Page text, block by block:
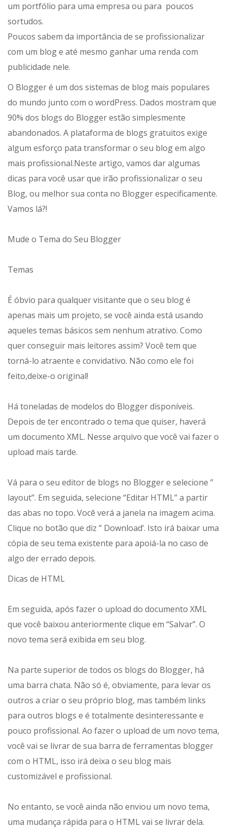
um portfólio para uma empresa ou para poucos
sortudos.
Poucos sabem da importância de se profissionalizar
com um blog e até mesmo ganhar uma renda com
publicidade nele.
O Blogger é um dos sistemas de blog mais populares
do mundo junto com o wordPress. Dados mostram que
90% dos blogs do Blogger estão simplesmente
abandonados. A plataforma de blogs gratuitos exige
algum esforço pata transformar o seu blog em algo
mais profissional.Neste artigo, vamos dar algumas
dicas para você usar que irão profissionalizar o seu
Blog, ou melhor sua conta no Blogger especificamente.
Vamos lá?!
Mude o Tema do Seu Blogger
Temas
É óbvio para qualquer visitante que o seu blog é
apenas mais um projeto, se você ainda está usando
aqueles temas básicos sem nenhum atrativo. Como
quer conseguir mais leitores assim? Você tem que
torná-lo atraente e convidativo. Não como ele foi
feito,deixe-o original!
Há toneladas de modelos do Blogger disponíveis.
Depois de ter encontrado o tema que quiser, haverá
um documento XML. Nesse arquivo que você vai fazer o
upload mais tarde.
Vá para o seu editor de blogs no Blogger e selecione ”
layout”. Em seguida, selecione “Editar HTML” a partir
das abas no topo. Você verá a janela na imagem acima.
Clique no botão que diz ” Download’. Isto irá baixar uma
cópia de seu tema existente para apoiá-la no caso de
algo der errado depois.
Dicas de HTML
Em seguida, após fazer o upload do documento XML
que você baixou anteriormente clique em “Salvar”. O
novo tema será exibida em seu blog.
Na parte superior de todos os blogs do Blogger, há
uma barra chata. Não só é, obviamente, para levar os
outros a criar o seu próprio blog, mas também links
para outros blogs e é totalmente desinteressante e
pouco profissional. Ao fazer o upload de um novo tema,
você vai se livrar de sua barra de ferramentas blogger
com o HTML, isso irá deixa o seu blog mais
customizável e profissional.
No entanto, se você ainda não enviou um novo tema,
uma mudança rápida para o HTML vai se livrar dela.